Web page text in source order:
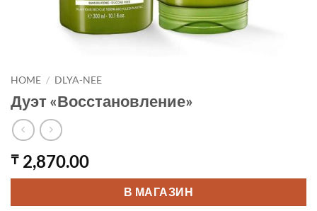
HOME / DLYA-NEE
Дуэт «Восстановление»
₸ 2,870.00
В МАГАЗИН